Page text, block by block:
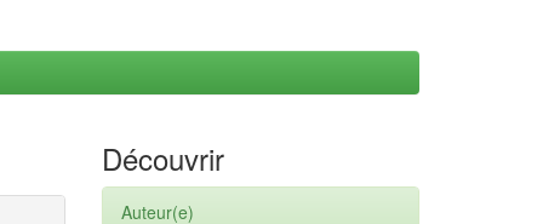
Découvrir
Auteur(e)